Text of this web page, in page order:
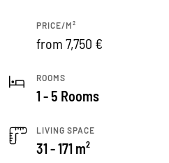
PRICE/M²
from 7,750 €
ROOMS
1 - 5 Rooms
LIVING SPACE
31 - 171 m²